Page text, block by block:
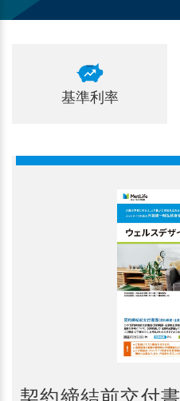
基準利率
契約締結前交付